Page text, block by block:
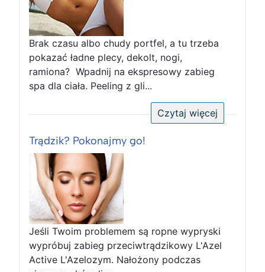
Brak czasu albo chudy portfel, a tu trzeba
pokazać ładne plecy, dekolt, nogi,
ramiona? Wpadnij na ekspresowy zabieg
spa dla ciała. Peeling z gli...
Czytaj więcej
Trądzik? Pokonajmy go!
Jeśli Twoim problemem są ropne wypryski
wypróbuj zabieg przeciwtrądzikowy L'Azel
Active L'Azelozym. Nałożony podczas